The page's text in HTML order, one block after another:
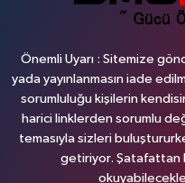
Önemli Uyarı : Sitemize
yada yayınlanmasın iade
sorumluluğu kişilerin
harici linklerden sorumlu
temasıyla sizleri
getiriyor. Şatafattan